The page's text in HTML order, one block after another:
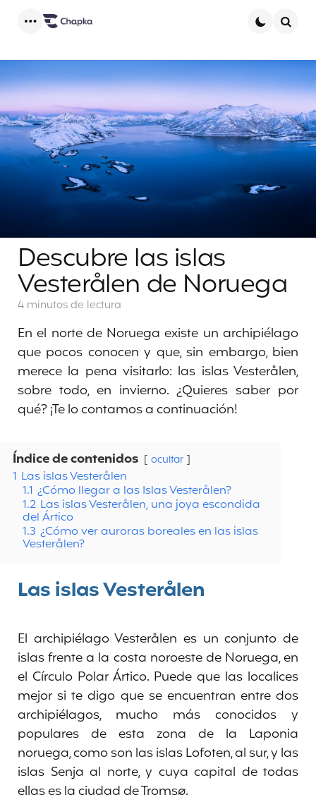
Descubre las islas
Vesterålen de Noruega
4 minutosde lectura
En el norte de Noruega existe un archipiélago
que pocos conocen y que, sin embargo, bien
merece la pena visitarlo: las islas Vesterålen,
sobre todo, en invierno. ¿Quieres saber por
qué? ¡Te lo contamos a continuación!
Índice de contenidos ocultar
1 Las islas Vesterålen
1.1 ¿Cómo llegar a las Islas Vesterålen?
1.2 Las islas Vesterålen, una joya escondida
del Ártico
1.3 ¿Cómo ver auroras boreales en las islas
Vesterålen?
Las islas Vesterålen
El archipiélago Vesterålen es un conjunto de
islas frente a la costa noroeste de Noruega, en
el Círculo Polar Ártico. Puede que las localices
mejor si te digo que se encuentran entre dos
archipiélagos, mucho más conocidos y
populares de esta zona de la Laponia
noruega, como son las islas Lofoten, al sur, y las
islas Senja al norte, y cuya capital de todas
ellas es la ciudad de Tromsø.